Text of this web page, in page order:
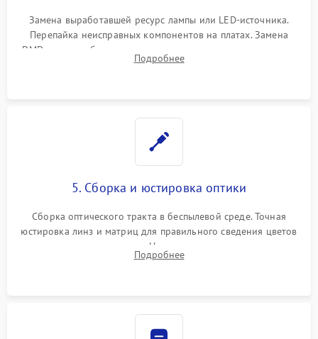
Замена выработавшей ресурс лампы или LED-источника.
Перепайка неисправных компонентов на платах. Замена
DMD-чипа при битых пикселях, установка нового цветового
колеса или восстановление сгоревших поляризационных
Подробнее
5. Сборка и юстировка оптики
Сборка оптического тракта в беспылевой среде. Точная
юстировка линз и матриц для правильного сведения цветов
и устранения размытия. Надежное подключение всех
шлейфов, установка датчиков и закрытие корпуса
Подробнее